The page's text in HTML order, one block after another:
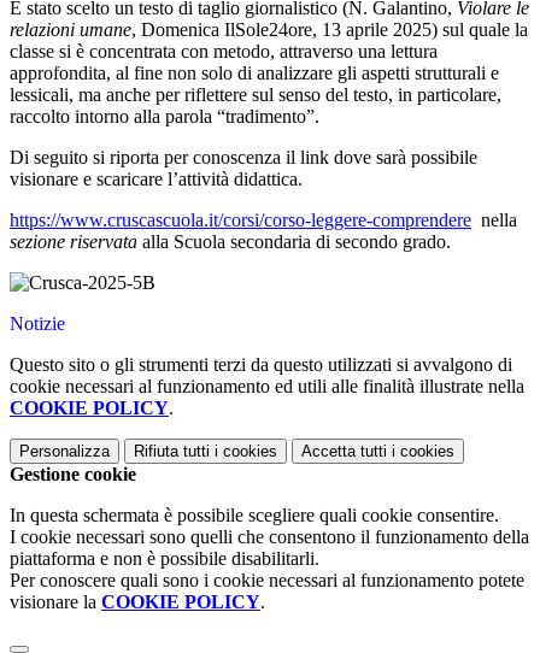
È stato scelto un testo di taglio giornalistico (N. Galantino, Violare le
relazioni umane, Domenica IlSole24ore, 13 aprile 2025) sul quale la
classe si è concentrata con metodo, attraverso una lettura
approfondita, al fine non solo di analizzare gli aspetti strutturali e
lessicali, ma anche per riflettere sul senso del testo, in particolare,
raccolto intorno alla parola “tradimento”.
Di seguito si riporta per conoscenza il link dove sarà possibile
visionare e scaricare l’attività didattica.
https://www.cruscascuola.it/corsi/corso-leggere-comprendere nella
sezione riservata alla Scuola secondaria di secondo grado.
Notizie
Questo sito o gli strumenti terzi da questo utilizzati si avvalgono di
cookie necessari al funzionamento ed utili alle finalità illustrate nella
COOKIE POLICY.
Personalizza Rifiuta tutti i cookies Accetta tutti i cookies
Gestione cookie
In questa schermata è possibile scegliere quali cookie consentire.
I cookie necessari sono quelli che consentono il funzionamento della
piattaforma e non è possibile disabilitarli.
Per conoscere quali sono i cookie necessari al funzionamento potete
visionare la COOKIE POLICY.